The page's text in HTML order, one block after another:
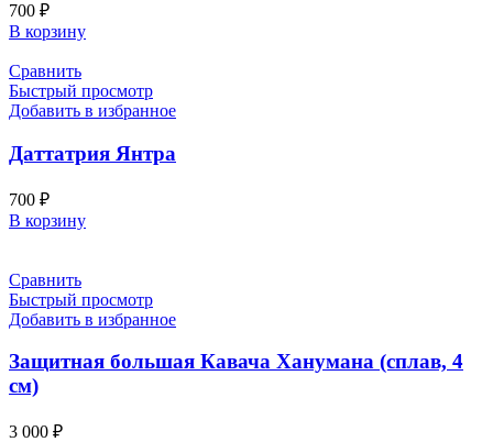
700 ₽
В корзину
Сравнить
Быстрый просмотр
Добавить в избранное
Даттатрия Янтра
700 ₽
В корзину
Сравнить
Быстрый просмотр
Добавить в избранное
Защитная большая Кавача Ханумана (сплав, 4
см)
3 000 ₽